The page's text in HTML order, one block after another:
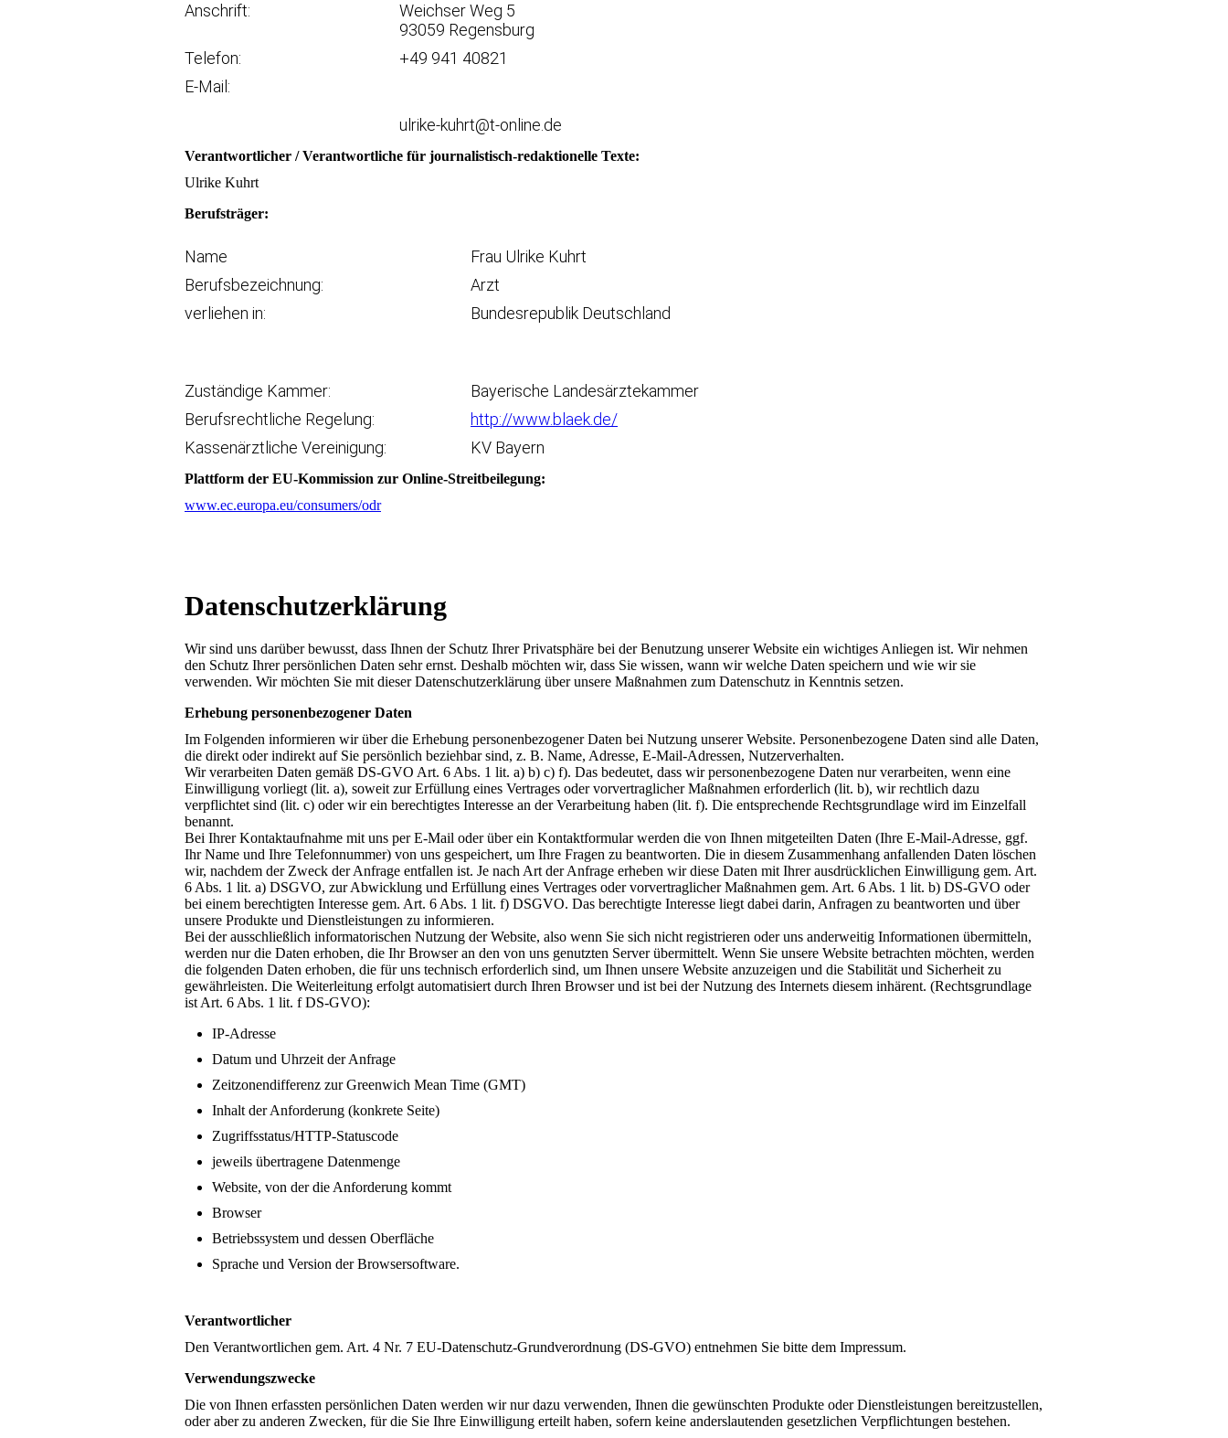
Anschrift:
Weichser Weg 5
93059 Regensburg
Telefon:
+49 941 40821
E-Mail:
ulrike-kuhrt@t-online.de
Verantwortlicher / Verantwortliche für journalistisch-redaktionelle Texte:
Ulrike Kuhrt
Berufsträger:
Name
Frau Ulrike Kuhrt
Berufsbezeichnung:
Arzt
verliehen in:
Bundesrepublik Deutschland
Zuständige Kammer:
Bayerische Landesärztekammer
Berufsrechtliche Regelung:
http://www.blaek.de/
Kassenärztliche Vereinigung:
KV Bayern
Plattform der EU-Kommission zur Online-Streitbeilegung:
www.ec.europa.eu/consumers/odr
Datenschutz­erklärung
Wir sind uns darüber bewusst, dass Ihnen der Schutz Ihrer Privatsphäre bei der Benutzung unserer Website ein wichtiges Anliegen ist. Wir nehmen
den Schutz Ihrer persönlichen Daten sehr ernst. Deshalb möchten wir, dass Sie wissen, wann wir welche Daten speichern und wie wir sie
verwenden. Wir möchten Sie mit dieser Datenschutzerklärung über unsere Maßnahmen zum Datenschutz in Kenntnis setzen.
Erhebung personenbezogener Daten
Im Folgenden informieren wir über die Erhebung personenbezogener Daten bei Nutzung unserer Website. Personenbezogene Daten sind alle Daten,
die direkt oder indirekt auf Sie persönlich beziehbar sind, z. B. Name, Adresse, E-Mail-Adressen, Nutzerverhalten.
Wir verarbeiten Daten gemäß DS-GVO Art. 6 Abs. 1 lit. a) b) c) f). Das bedeutet, dass wir personenbezogene Daten nur verarbeiten, wenn eine
Einwilligung vorliegt (lit. a), soweit zur Erfüllung eines Vertrages oder vorvertraglicher Maßnahmen erforderlich (lit. b), wir rechtlich dazu
verpflichtet sind (lit. c) oder wir ein berechtigtes Interesse an der Verarbeitung haben (lit. f). Die entsprechende Rechtsgrundlage wird im Einzelfall
benannt.
Bei Ihrer Kontaktaufnahme mit uns per E-Mail oder über ein Kontaktformular werden die von Ihnen mitgeteilten Daten (Ihre E-Mail-Adresse, ggf.
Ihr Name und Ihre Telefonnummer) von uns gespeichert, um Ihre Fragen zu beantworten. Die in diesem Zusammenhang anfallenden Daten löschen
wir, nachdem der Zweck der Anfrage entfallen ist. Je nach Art der Anfrage erheben wir diese Daten mit Ihrer ausdrücklichen Einwilligung gem. Art.
6 Abs. 1 lit. a) DSGVO, zur Abwicklung und Erfüllung eines Vertrages oder vorvertraglicher Maßnahmen gem. Art. 6 Abs. 1 lit. b) DS-GVO oder
bei einem berechtigten Interesse gem. Art. 6 Abs. 1 lit. f) DSGVO. Das berechtigte Interesse liegt dabei darin, Anfragen zu beantworten und über
unsere Produkte und Dienstleistungen zu informieren.
Bei der ausschließlich informatorischen Nutzung der Website, also wenn Sie sich nicht registrieren oder uns anderweitig Informationen übermitteln,
werden nur die Daten erhoben, die Ihr Browser an den von uns genutzten Server übermittelt. Wenn Sie unsere Website betrachten möchten, werden
die folgenden Daten erhoben, die für uns technisch erforderlich sind, um Ihnen unsere Website anzuzeigen und die Stabilität und Sicherheit zu
gewährleisten. Die Weiterleitung erfolgt automatisiert durch Ihren Browser und ist bei der Nutzung des Internets diesem inhärent. (Rechtsgrundlage
ist Art. 6 Abs. 1 lit. f DS-GVO):
IP-Adresse
Datum und Uhrzeit der Anfrage
Zeitzonendifferenz zur Greenwich Mean Time (GMT)
Inhalt der Anforderung (konkrete Seite)
Zugriffsstatus/HTTP-Statuscode
jeweils übertragene Datenmenge
Website, von der die Anforderung kommt
Browser
Betriebssystem und dessen Oberfläche
Sprache und Version der Browsersoftware.
Verantwortlicher
Den Verantwortlichen gem. Art. 4 Nr. 7 EU-Datenschutz-Grundverordnung (DS-GVO) entnehmen Sie bitte dem Impressum.
Verwendungszwecke
Die von Ihnen erfassten persönlichen Daten werden wir nur dazu verwenden, Ihnen die gewünschten Produkte oder Dienstleistungen bereitzustellen,
oder aber zu anderen Zwecken, für die Sie Ihre Einwilligung erteilt haben, sofern keine anderslautenden gesetzlichen Verpflichtungen bestehen.